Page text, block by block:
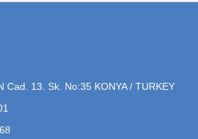
Cad. 13. Sk. No:35 KONYA / TURKEY